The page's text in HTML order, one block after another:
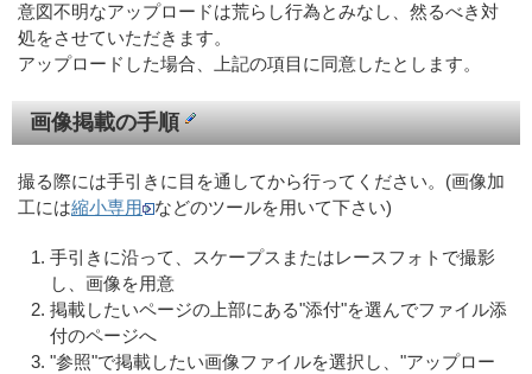
意図不明なアップロードは荒らし行為とみなし、然るべき対
処をさせていただきます。
アップロードした場合、上記の項目に同意したとします。
画像掲載の手順
撮る際には手引きに目を通してから行ってください。(画像加
工には縮小専用 などのツールを用いて下さい)
手引きに沿って、スケープスまたはレースフォトで撮影
し、画像を用意
掲載したいページの上部にある"添付"を選んでファイル添
付のページへ
"参照"で掲載したい画像ファイルを選択し、"アップロー